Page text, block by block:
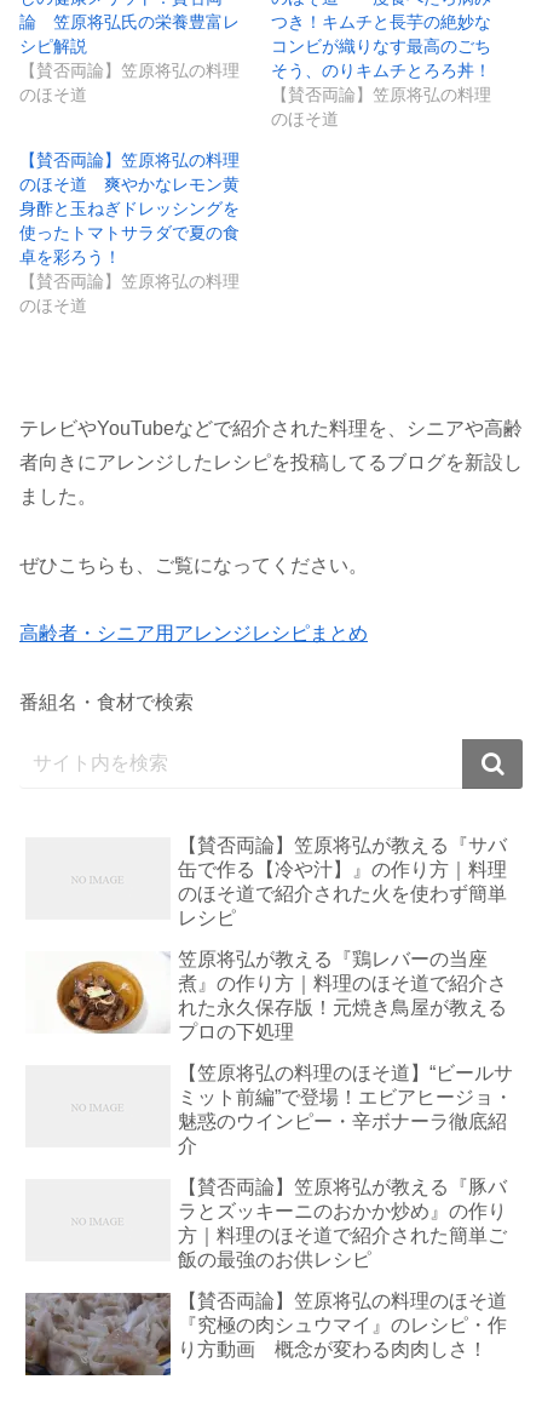
論 笠原将弘氏の栄養豊富レ
シピ解説
【賛否両論】笠原将弘の料理
のほそ道
つき！キムチと長芋の絶妙な
コンビが織りなす最高のごち
そう、のりキムチとろろ丼！
【賛否両論】笠原将弘の料理
のほそ道
【賛否両論】笠原将弘の料理
のほそ道 爽やかなレモン黄
身酢と玉ねぎドレッシングを
使ったトマトサラダで夏の食
卓を彩ろう！
【賛否両論】笠原将弘の料理
のほそ道
テレビやYouTubeなどで紹介された料理を、シニアや高齢
者向きにアレンジしたレシピを投稿してるブログを新設し
ました。
ぜひこちらも、ご覧になってください。
高齢者・シニア用アレンジレシピまとめ
番組名・食材で検索
【賛否両論】笠原将弘が教える『サバ
缶で作る【冷や汁】』の作り方｜料理
のほそ道で紹介された火を使わず簡単
レシピ
笠原将弘が教える『鶏レバーの当座
煮』の作り方｜料理のほそ道で紹介さ
れた永久保存版！元焼き鳥屋が教える
プロの下処理
【笠原将弘の料理のほそ道】“ビールサ
ミット前編”で登場！エビアヒージョ・
魅惑のウインピー・辛ボナーラ徹底紹
介
【賛否両論】笠原将弘が教える『豚バ
ラとズッキーニのおかか炒め』の作り
方｜料理のほそ道で紹介された簡単ご
飯の最強のお供レシピ
【賛否両論】笠原将弘の料理のほそ道
『究極の肉シュウマイ』のレシピ・作
り方動画 概念が変わる肉肉しさ！